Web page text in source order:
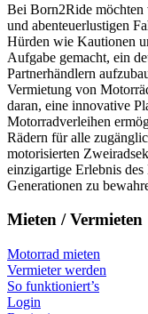
Bei Born2Ride möchten
und abenteuerlustigen
Hürden wie Kautionen
Aufgabe gemacht, ein
Partnerhändlern
Vermietung von
daran, eine innovative
Motorradverleihen
Rädern für alle
motorisierten
einzigartige Erlebnis
Generationen zu
Mieten / Vermieten
Motorrad mieten
Vermieter werden
So funktioniert’s
Login